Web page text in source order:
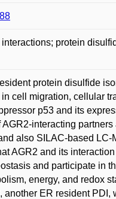
protein
protein disulfide
cell migration, cellular
p53 and its
interacting
also SILAC-based
AGR2 and its
and participate in
energy, and redox
ER resident